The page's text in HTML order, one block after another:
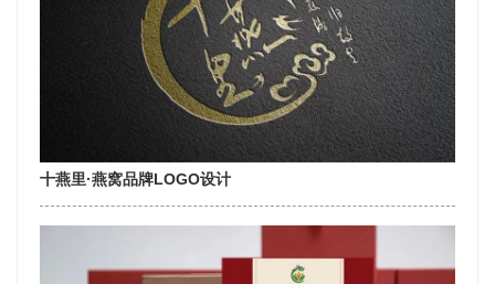
十燕里·燕窝品牌LOGO设计